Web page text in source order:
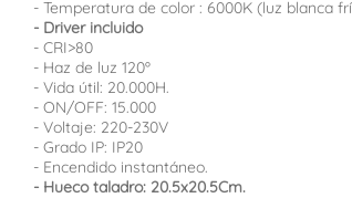
- Temperatura de color : 6000K (luz blanca
- Driver incluido
- CRI>80
- Haz de luz 120º
- Vida útil: 20.000H.
- ON/OFF: 15.000
- Voltaje: 220-230V
- Grado IP: IP20
- Encendido instantáneo.
- Hueco taladro: 20.5x20.5Cm.